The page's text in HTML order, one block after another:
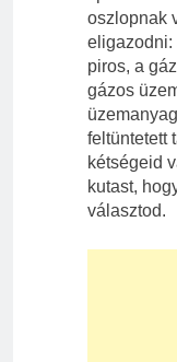
oszlopnak
eligazodni:
piros, a
gázos
feltüntetett
kétségeid
kutast,
választod.